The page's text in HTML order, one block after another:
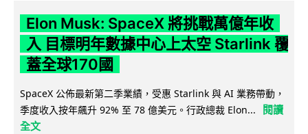
Elon Musk: SpaceX 將挑戰萬億年收
入 目標明年數據中心上太空 Starlink 覆
蓋全球170國
SpaceX 公佈最新第二季業績，受惠 Starlink 與 AI 業務帶動，
季度收入按年飆升 92% 至 78 億美元。行政總裁 Elon...
閱讀
全文